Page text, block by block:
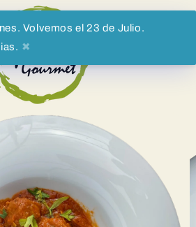
Volvemos el 23 de Julio.
✖